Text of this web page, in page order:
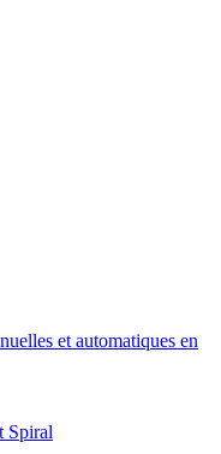
et automatiques en
Spiral